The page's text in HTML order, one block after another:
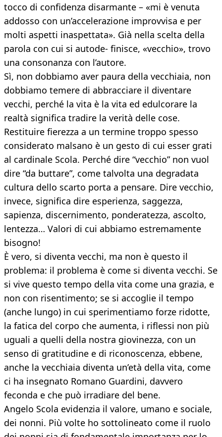
tocco di confidenza disarmante – «mi è venuta
addosso con un’accelerazione improvvisa e per
molti aspetti inaspettata». Già nella scelta della
parola con cui si autode- finisce, «vecchio», trovo
una consonanza con l’autore.
Sì, non dobbiamo aver paura della vecchiaia, non
dobbiamo temere di abbracciare il diventare
vecchi, perché la vita è la vita ed edulcorare la
realtà significa tradire la verità delle cose.
Restituire fierezza a un termine troppo spesso
considerato malsano è un gesto di cui esser grati
al cardinale Scola. Perché dire “vecchio” non vuol
dire “da buttare”, come talvolta una degradata
cultura dello scarto porta a pensare. Dire vecchio,
invece, significa dire esperienza, saggezza,
sapienza, discernimento, ponderatezza, ascolto,
lentezza… Valori di cui abbiamo estremamente
bisogno!
È vero, si diventa vecchi, ma non è questo il
problema: il problema è come si diventa vecchi. Se
si vive questo tempo della vita come una grazia, e
non con risentimento; se si accoglie il tempo
(anche lungo) in cui sperimentiamo forze ridotte,
la fatica del corpo che aumenta, i riflessi non più
uguali a quelli della nostra giovinezza, con un
senso di gratitudine e di riconoscenza, ebbene,
anche la vecchiaia diventa un’età della vita, come
ci ha insegnato Romano Guardini, davvero
feconda e che può irradiare del bene.
Angelo Scola evidenzia il valore, umano e sociale,
dei nonni. Più volte ho sottolineato come il ruolo